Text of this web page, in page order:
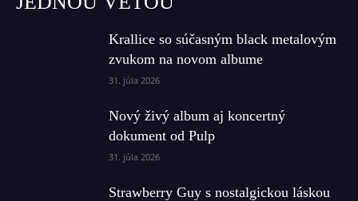
Krallice so súčasným black metalovým
zvukom na novom albume
31. júla 2026
Nový živý album aj koncertný
dokument od Pulp
31. júla 2026
Strawberry Guy s nostalgickou láskou